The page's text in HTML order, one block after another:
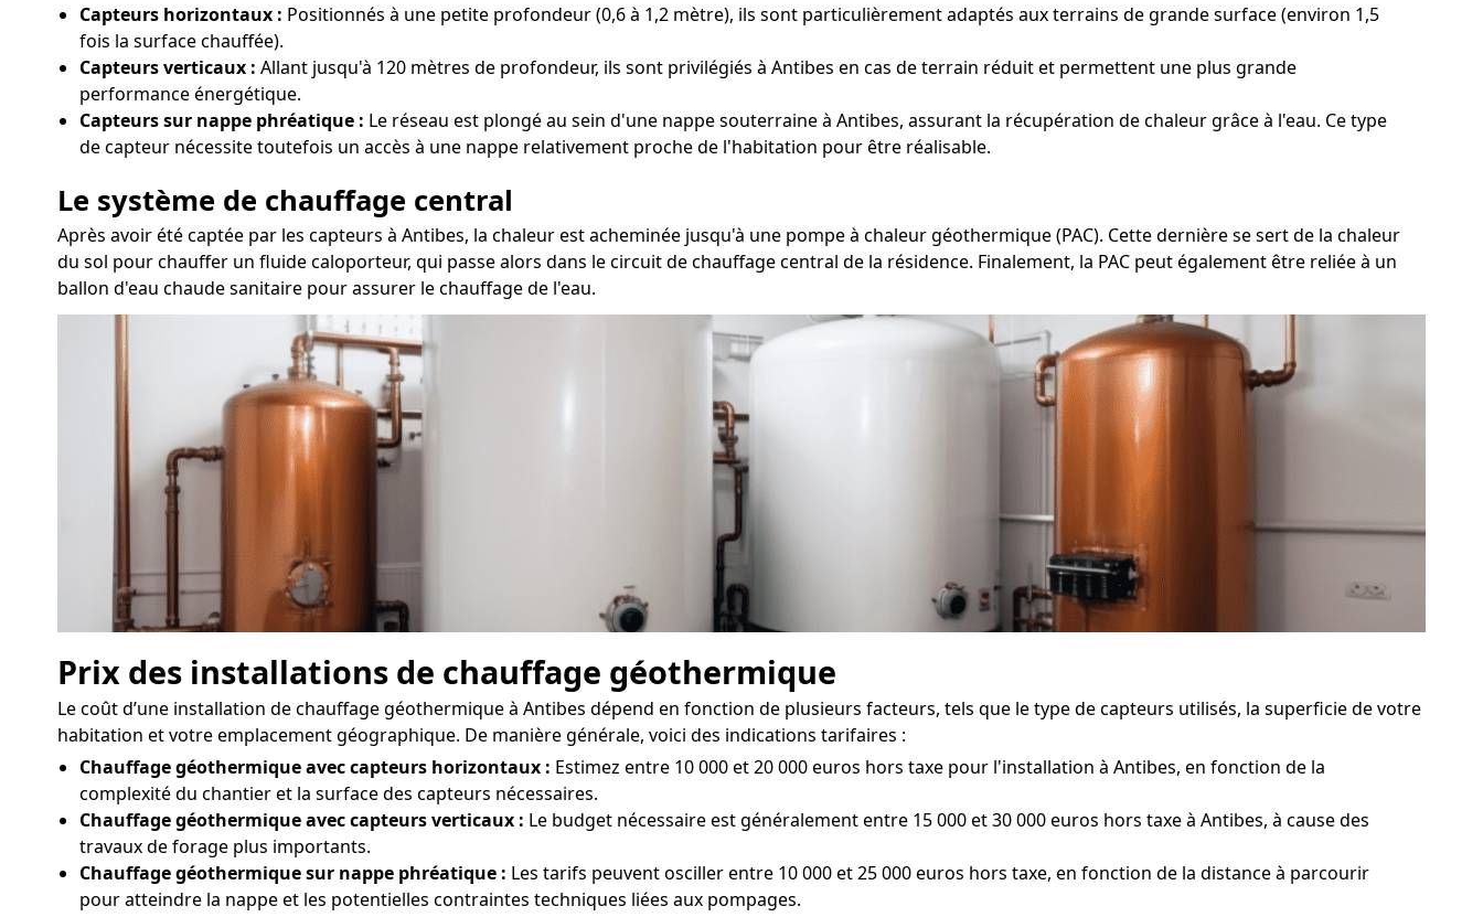
Capteurs horizontaux : Positionnés à une petite profondeur (0,6 à 1,2 mètre), ils sont particulièrement adaptés aux terrains de grande surface (environ 1,5
fois la surface chauffée).
Capteurs verticaux : Allant jusqu'à 120 mètres de profondeur, ils sont privilégiés à Antibes en cas de terrain réduit et permettent une plus grande
performance énergétique.
Capteurs sur nappe phréatique : Le réseau est plongé au sein d'une nappe souterraine à Antibes, assurant la récupération de chaleur grâce à l'eau. Ce type
de capteur nécessite toutefois un accès à une nappe relativement proche de l'habitation pour être réalisable.
Le système de chauffage central
Après avoir été captée par les capteurs à Antibes, la chaleur est acheminée jusqu'à une pompe à chaleur géothermique (PAC). Cette dernière se sert de la chaleur
du sol pour chauffer un fluide caloporteur, qui passe alors dans le circuit de chauffage central de la résidence. Finalement, la PAC peut également être reliée à un
ballon d'eau chaude sanitaire pour assurer le chauffage de l'eau.
Prix des installations de chauffage géothermique
Le coût d’une installation de chauffage géothermique à Antibes dépend en fonction de plusieurs facteurs, tels que le type de capteurs utilisés, la superficie de votre
habitation et votre emplacement géographique. De manière générale, voici des indications tarifaires :
Chauffage géothermique avec capteurs horizontaux : Estimez entre 10 000 et 20 000 euros hors taxe pour l'installation à Antibes, en fonction de la
complexité du chantier et la surface des capteurs nécessaires.
Chauffage géothermique avec capteurs verticaux : Le budget nécessaire est généralement entre 15 000 et 30 000 euros hors taxe à Antibes, à cause des
travaux de forage plus importants.
Chauffage géothermique sur nappe phréatique : Les tarifs peuvent osciller entre 10 000 et 25 000 euros hors taxe, en fonction de la distance à parcourir
pour atteindre la nappe et les potentielles contraintes techniques liées aux pompages.